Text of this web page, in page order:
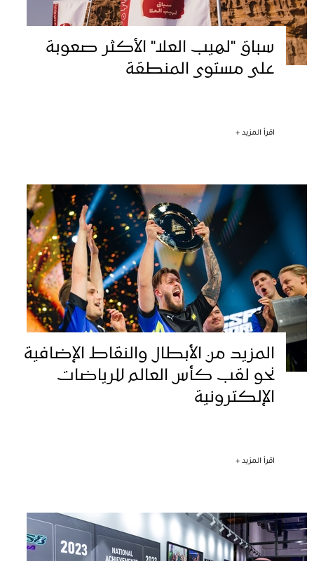
سباق "لهيب العلا" الأكثر صعوبة
على مستوى المنطقة
اقرأ المزيد +
المزيد من الأبطال والنقاط الإضافية
نحو لقب كأس العالم للرياضات
الإلكترونية
اقرأ المزيد +